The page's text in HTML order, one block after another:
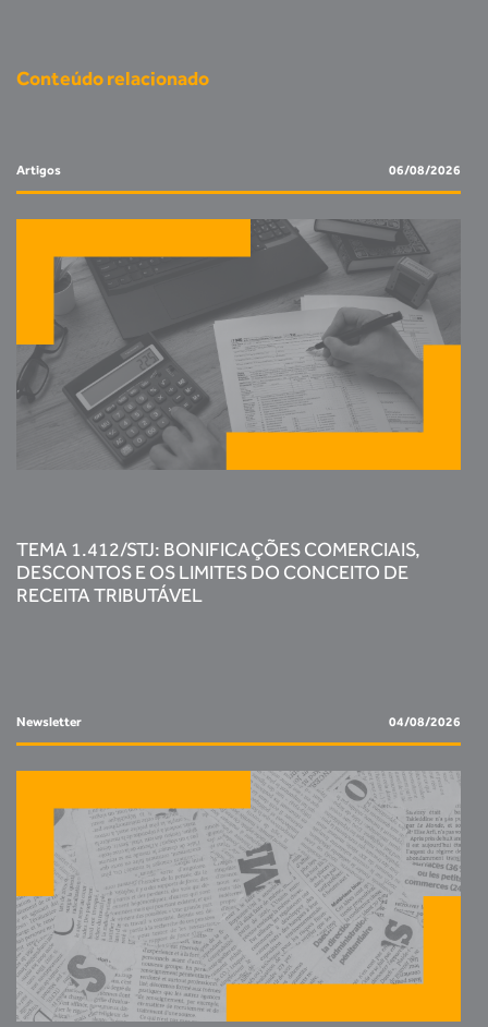
Conteúdo relacionado
Artigos 06/08/2026
TEMA 1.412/STJ: BONIFICAÇÕES COMERCIAIS,
DESCONTOS E OS LIMITES DO CONCEITO DE
RECEITA TRIBUTÁVEL
Newsletter 04/08/2026